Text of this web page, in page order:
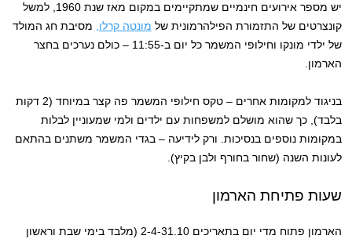
יש מספר אירועים חינמיים שמתקיימים במקום מאז שנת 1960, למשל
קונצרטים של התזמורת הפילהרמונית של מונטה קרלו, מסיבת חג המולד
של ילדי מונקו וחילופי המשמר כל יום ב-11:55 – כולם נערכים בחצר
הארמון.
בניגוד למקומות אחרים – טקס חילופי המשמר פה קצר במיוחד (2 דקות
בלבד), כך שהוא מושלם למשפחות עם ילדים ולמי שמעוניין לבלות
במקומות נוספים בנסיכות. ורק לידיעה – בגדי המשמר משתנים בהתאם
לעונות השנה (שחור בחורף ולבן בקיץ).
שעות פתיחת הארמון
הארמון פתוח מדי יום בתאריכים 2-4-31.10 (מלבד בימי שבת וראשון